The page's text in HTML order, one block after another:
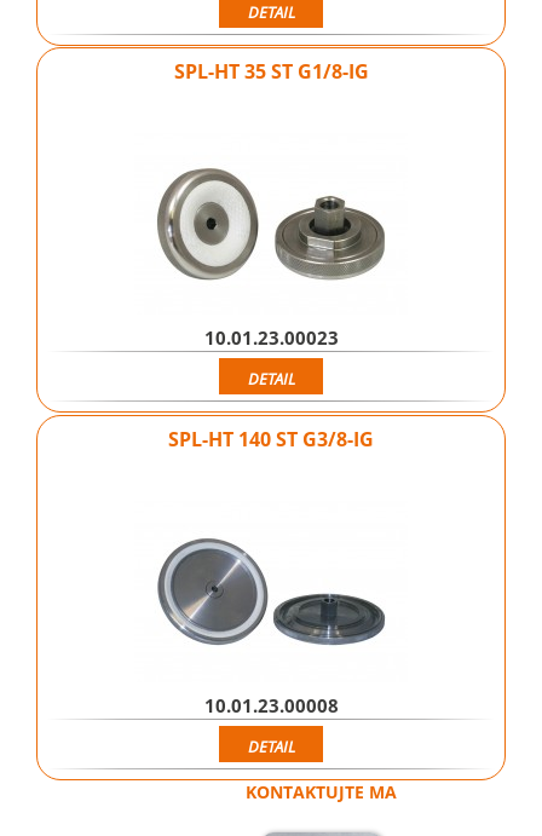
DETAIL
SPL-HT 35 ST G1/8-IG
10.01.23.00023
DETAIL
SPL-HT 140 ST G3/8-IG
10.01.23.00008
DETAIL
KONTAKTUJTE MA